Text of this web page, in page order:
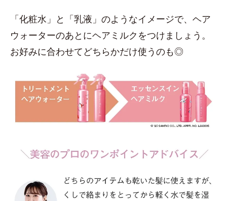
「化粧水」と「乳液」のようなイメージで、ヘア
ウォーターのあとにヘアミルクをつけましょう。
お好みに合わせてどちらかだけ使うのも◎